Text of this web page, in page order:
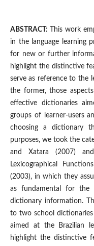
ABSTRACT:
This work
in the language learning
for new or further
highlight the distinctive
serve as reference to the
the former, those
effective dictionaries
groups of learner-users
choosing a dictionary
purposes, we took the
and Xatara (2007)
Lexicographical
(2003), in which they
as fundamental for the
dictionary information.
to two school dictionaries
aimed at the Brazilian
highlight the distinctive